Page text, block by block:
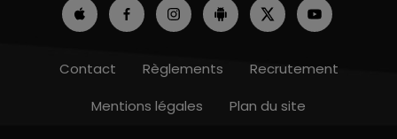
Contact Règlements
Recrutement
Mentions légales
Plan du site